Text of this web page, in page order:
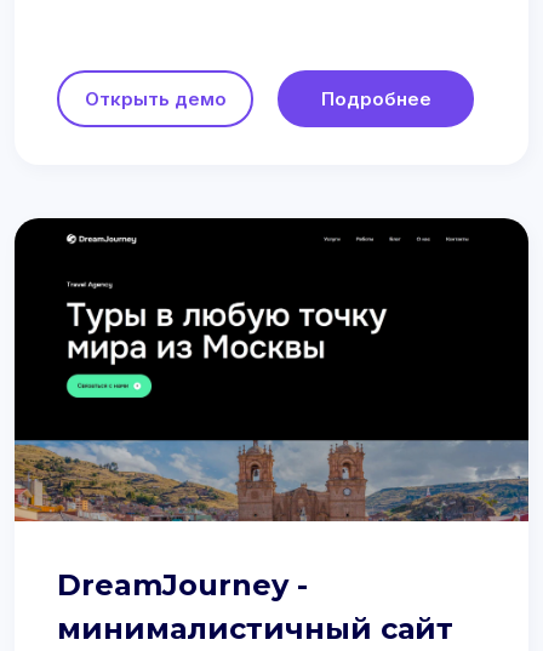
Открыть демо Подробнее
DreamJourney -
минималистичный сайт